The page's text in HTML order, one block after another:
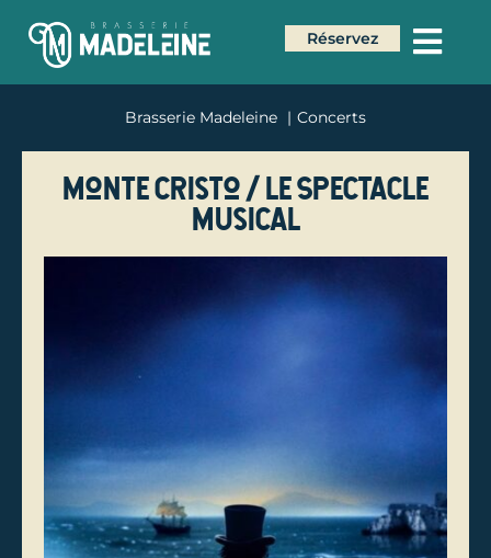
Réservez
Brasserie Madeleine Concerts
Monte Cristo / Le Spectacle
Musical